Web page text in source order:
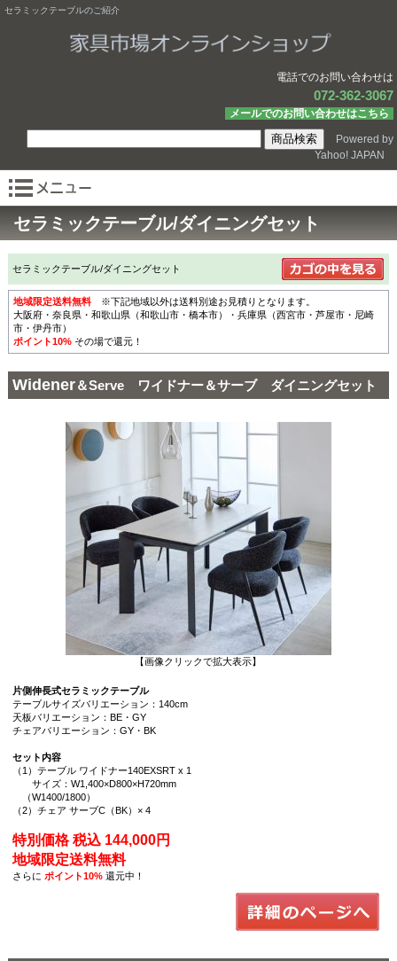
セラミックテーブルのご紹介
電話でのお問い合わせは
072-362-3067
メールでのお問い合わせはこちら
Powered by
Yahoo! JAPAN
セラミックテーブル/ダイニングセット
セラミックテーブル/ダイニングセット
地域限定送料無料※下記地域以外は送料別途お見積りとなります。
大阪府・奈良県・和歌山県（和歌山市・橋本市）・兵庫県（西宮市・芦屋市・尼崎
市・伊丹市）
ポイント10%その場で還元！
Widener＆Serve ワイドナー＆サーブ ダイニングセット
【画像クリックで拡大表示】
片側伸長式セラミックテーブル
テーブルサイズバリエーション：140cm
天板バリエーション：BE・GY
チェアバリエーション：GY・BK
セット内容
（1）テーブル ワイドナー140EXSRT x 1
サイズ：W1,400×D800×H720mm
（W1400/1800）
（2）チェア サーブC（BK）× 4
特別価格 税込 144,000円
地域限定送料無料
さらに ポイント10%還元中！